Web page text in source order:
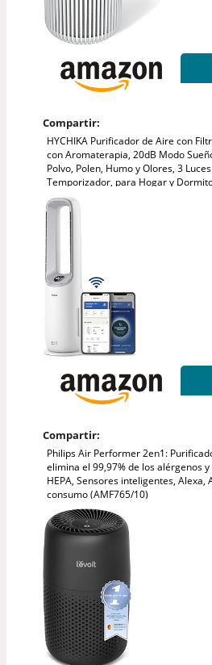
Compartir:
HYCHIKA Purificador de Aire con
con Aromaterapia, 20dB Modo
Polvo, Polen, Humo y Olores, 3
Temporizador, para Hogar y
Compartir:
Philips Air Performer 2en1:
elimina el 99,97% de los alérgenos
HEPA, Sensores inteligentes, Alexa,
consumo (AMF765/10)